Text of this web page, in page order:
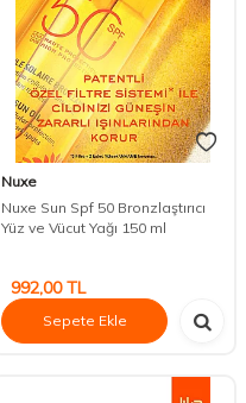
Nuxe
Nuxe Sun Spf 50 Bronzlaştırıcı
Yüz ve Vücut Yağı 150 ml
992,00TL
Sepete Ekle